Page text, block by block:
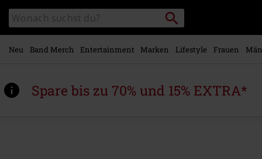
Hauptinhalt
springen
Katalog
durchsuchen
Packstation
suchen
Neu Band Merch Entertainment Marken Lifestyle Frauen
Spare bis zu 70% und 15% EXTRA*